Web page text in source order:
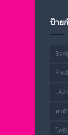
ป้าย
ทาตั
โลชั่